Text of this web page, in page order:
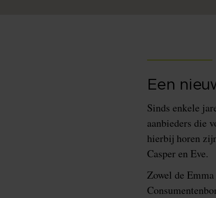
Een
Sinds enkele
aanbieders die
hierbij horen
Casper en Eve.
Zowel de